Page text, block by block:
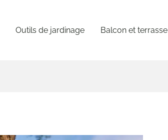
Outils de jardinage Balcon et terrasse